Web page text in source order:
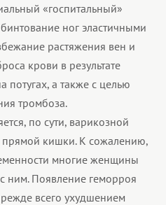
«госпитальный»
ног эластичными
растяжения вен и
крови в результате
потугах, а также с целью
тромбоза.
по сути, варикозной
прямой кишки. К сожалению,
многие женщины
ним. Появление геморроя
всего ухудшением